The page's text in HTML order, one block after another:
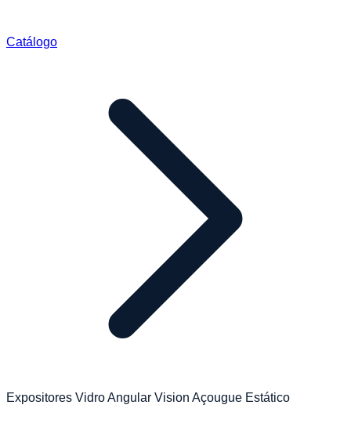
Catálogo
Expositores Vidro Angular Vision Açougue Estático